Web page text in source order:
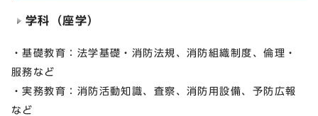
学科（座学）
・基礎教育：法学基礎・消防法規、消防組織制度、倫理・
服務など
・実務教育：消防活動知識、査察、消防用設備、予防広報
など